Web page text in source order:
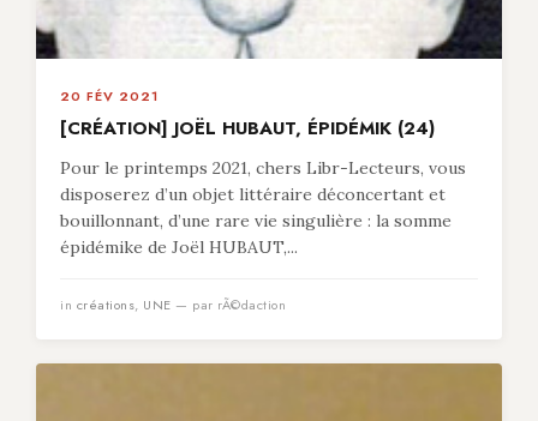
20 FÉV 2021
[CRÉATION] JOËL HUBAUT, ÉPIDÉMIK (24)
Pour le printemps 2021, chers Libr-Lecteurs, vous
disposerez d’un objet littéraire déconcertant et
bouillonnant, d’une rare vie singulière : la somme
épidémike de Joël HUBAUT,...
in créations, UNE — par rÃ©daction